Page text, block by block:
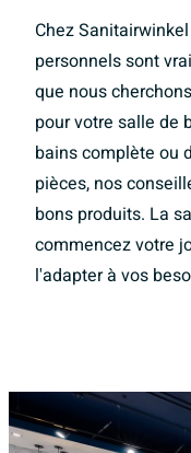
Chez
personnels sont
que nous
pour votre salle de
bains complète ou
pièces, nos
bons produits. La
commencez votre
l'adapter à vos